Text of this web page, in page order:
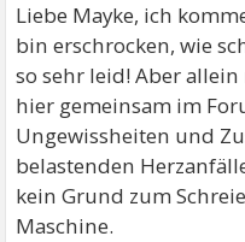
Liebe Mayke, ich
bin erschrocken, wie
so sehr leid! Aber
hier gemeinsam im
Ungewissheiten und
belastenden
kein Grund zum
Maschine.